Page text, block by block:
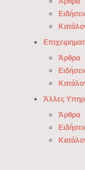
Άρθρα
Άλλες
Άρθρα